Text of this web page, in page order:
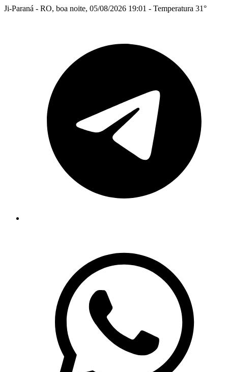
Ji-Paraná - RO, boa noite, 05/08/2026 19:01 - Temperatura 31°